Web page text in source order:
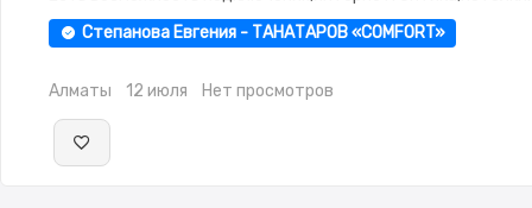
Паркинг,Охрана,Домофон,Видеонаблюдение,Пластиковые
окна,Улучшенная,Комнаты изолированы,Тихий двор
Степанова Евгения - ТАНАТАРОВ «COMFORT»
Алматы 12 июля Нет просмотров